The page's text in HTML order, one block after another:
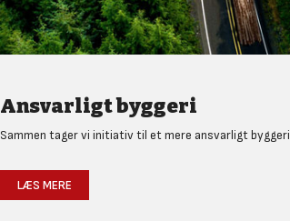
Ansvarligt byggeri
Sammen tager vi initiativ til et mere ansvarligt byggeri
LÆS MERE